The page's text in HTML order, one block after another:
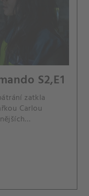
S2,E1
zatkla
Carlou
La Unidad.